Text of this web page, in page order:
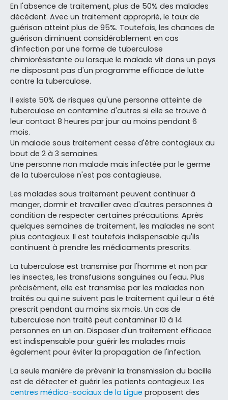
En l'absence de traitement, plus de 50% des malades
décèdent. Avec un traitement approprié, le taux de
guérison atteint plus de 95%. Toutefois, les chances de
guérison diminuent considérablement en cas
d'infection par une forme de tuberculose
chimiorésistante ou lorsque le malade vit dans un pays
ne disposant pas d'un programme efficace de lutte
contre la tuberculose.
Il existe 50% de risques qu'une personne atteinte de
tuberculose en contamine d'autres si elle se trouve à
leur contact 8 heures par jour au moins pendant 6
mois.
Un malade sous traitement cesse d'être contagieux au
bout de 2 à 3 semaines.
Une personne non malade mais infectée par le germe
de la tuberculose n'est pas contagieuse.
Les malades sous traitement peuvent continuer à
manger, dormir et travailler avec d'autres personnes à
condition de respecter certaines précautions. Après
quelques semaines de traitement, les malades ne sont
plus contagieux. Il est toutefois indispensable qu'ils
continuent à prendre les médicaments prescrits.
La tuberculose est transmise par l'homme et non par
les insectes, les transfusions sanguines ou l'eau. Plus
précisément, elle est transmise par les malades non
traités ou qui ne suivent pas le traitement qui leur a été
prescrit pendant au moins six mois. Un cas de
tuberculose non traité peut contaminer 10 à 14
personnes en un an. Disposer d'un traitement efficace
est indispensable pour guérir les malades mais
également pour éviter la propagation de l'infection.
La seule manière de prévenir la transmission du bacille
est de détecter et guérir les patients contagieux. Les
centres médico-sociaux de la Ligue proposent des